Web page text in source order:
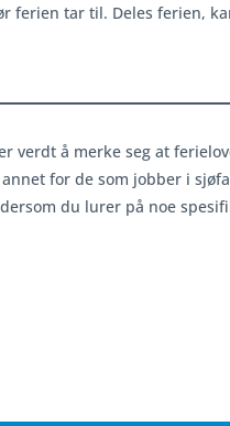
ferien tar til. Deles ferien,
verdt å merke seg at
for de som jobber i
du lurer på noe